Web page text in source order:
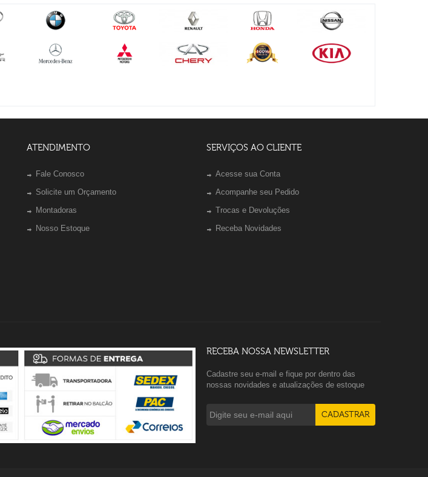
ATENDIMENTO
Fale Conosco
Solicite um Orçamento
Montadoras
Nosso Estoque
SERVIÇOS AO CLIENTE
Acesse sua Conta
Acompanhe seu Pedido
Trocas e Devoluções
Receba Novidades
RECEBA NOSSA NEWSLETTER
Cadastre seu e-mail e fique por dentro das
nossas novidades e atualizações de estoque